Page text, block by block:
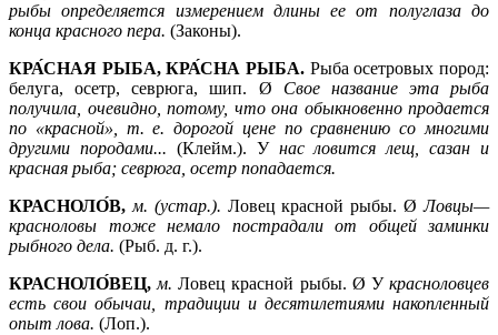
рыбы определяется измерением длины ее от полуглаза до
конца красного пера. (Законы).
КРА́СНАЯ РЫБА, КРА́СНА РЫБА. Рыба осетровых пород:
белуга, осетр, севрюга, шип. Ø Свое название эта рыба
получила, очевидно, потому, что она обыкновенно продается
по «красной», т. е. дорогой цене по сравнению со многими
другими породами... (Клейм.). У нас ловится лещ, сазан и
красная рыба; севрюга, осетр попадается.
КРАСНОЛО́В, м. (устар.). Ловец красной рыбы. ØЛовцы—
красноловы тоже немало пострадали от общей заминки
рыбного дела. (Рыб. д. г.).
КРАСНОЛО́ВЕЦ, м.Ловец красной рыбы. Ø Украсноловцев
есть свои обычаи, традиции и десятилетиями накопленный
опыт лова. (Лоп.).